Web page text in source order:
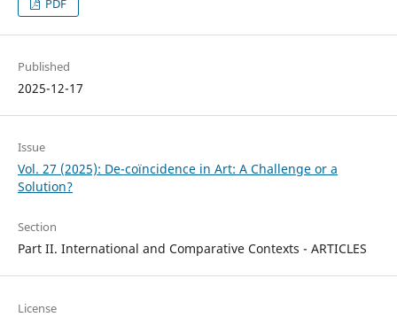
PDF
Published
2025-12-17
Issue
Vol. 27 (2025): De-coïncidence in Art: A Challenge or a
Solution?
Section
Part II. International and Comparative Contexts - ARTICLES
License